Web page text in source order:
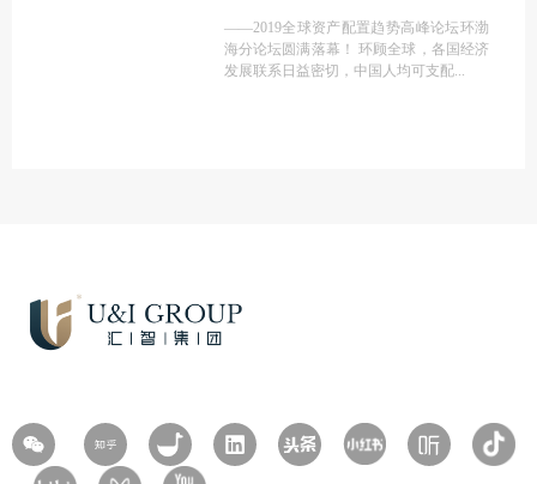
——2019全球资产配置趋势高峰论坛环渤
海分论坛圆满落幕！ 环顾全球，各国经济
发展联系日益密切，中国人均可支配